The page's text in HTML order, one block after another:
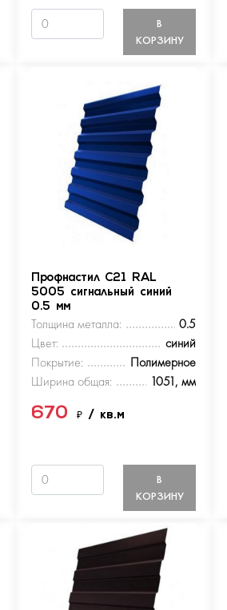
В
КОРЗИНУ
Профнастил С21 RAL
5005 сигнальный синий
0.5 мм
Толщина металла:
0.5
Цвет:
синий
Покрытие:
Полимерное
Ширина общая:
1051, мм
670₽/ кв.м
В
КОРЗИНУ